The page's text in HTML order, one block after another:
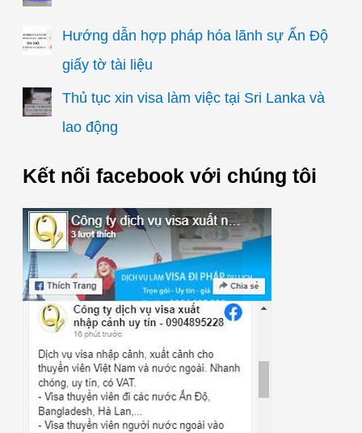
Hướng dẫn hợp pháp hóa lãnh sự Ấn Độ
giấy tờ tài liệu
Thủ tục xin visa làm việc tại Sri Lanka và
lao động
Kết nối facebook với chúng tôi